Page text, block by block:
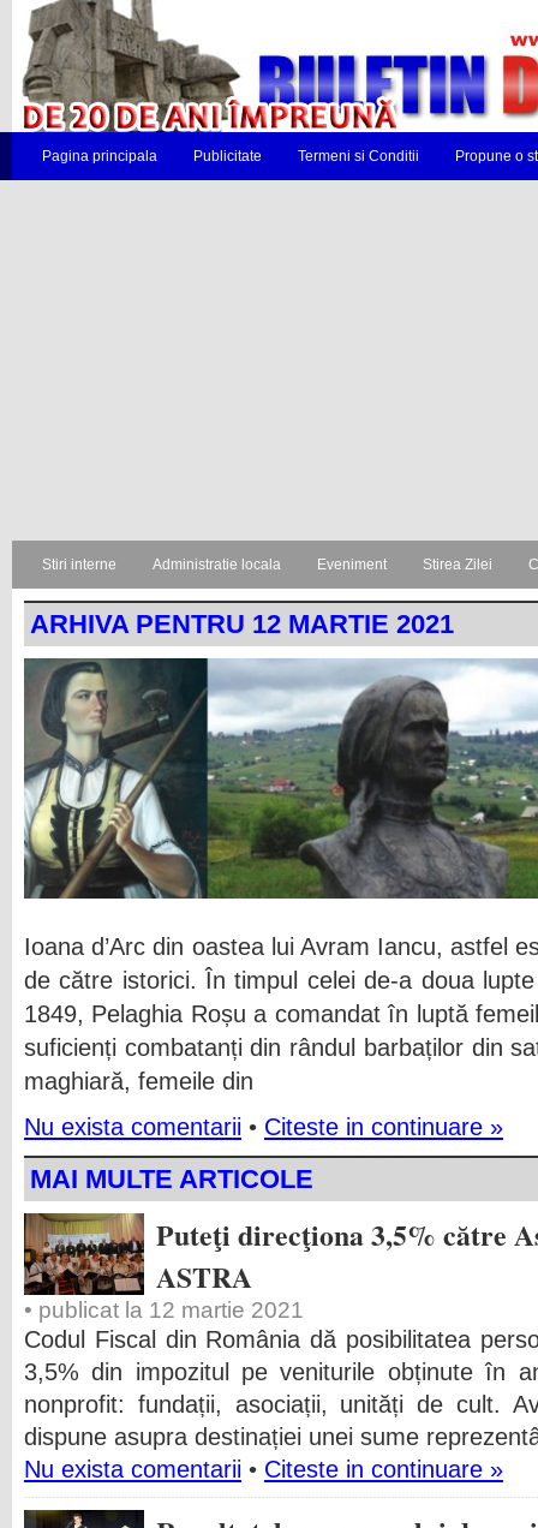
Pagina principala Publicitate Termeni si Conditii Propune o
Stiri interne Administratie locala Eveniment Stirea Zilei
ARHIVA PENTRU 12 MARTIE 2021
Ioana d’Arc din oastea lui Avram Iancu, astfel
de către istorici. În timpul celei de-a doua
1849, Pelaghia Roșu a comandat în luptă
suficienți combatanți din rândul barbaților din
maghiară, femeile din
Nu exista comentarii • Citeste in continuare »
MAI MULTE ARTICOLE
Puteţi direcţiona 3,5% către
ASTRA
• publicat la 12 martie 2021
Codul Fiscal din România dă posibilitatea
3,5% din impozitul pe veniturile obținute în
nonprofit: fundații, asociații, unități de cult.
dispune asupra destinației unei sume
Nu exista comentarii • Citeste in continuare »